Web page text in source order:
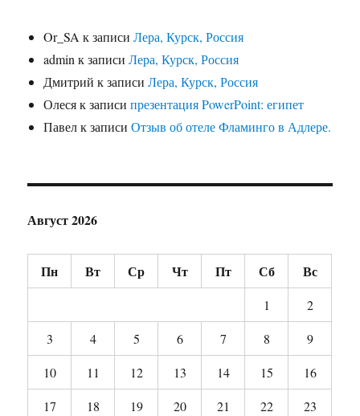
Or_SA к записиЛера, Курск, Россия
admin к записиЛера, Курск, Россия
Дмитрий к записиЛера, Курск, Россия
Олесяк записипрезентация PowerPoint: египет
Павелк записиОтзыв об отеле Фламинго в Адлере.
Август 2026
Пн Вт Ср Чт Пт Сб Вс
1
2
3
4 5 6 7 8
9
10
11 12 13 14 15
16
17
18 19 20 21 22
23